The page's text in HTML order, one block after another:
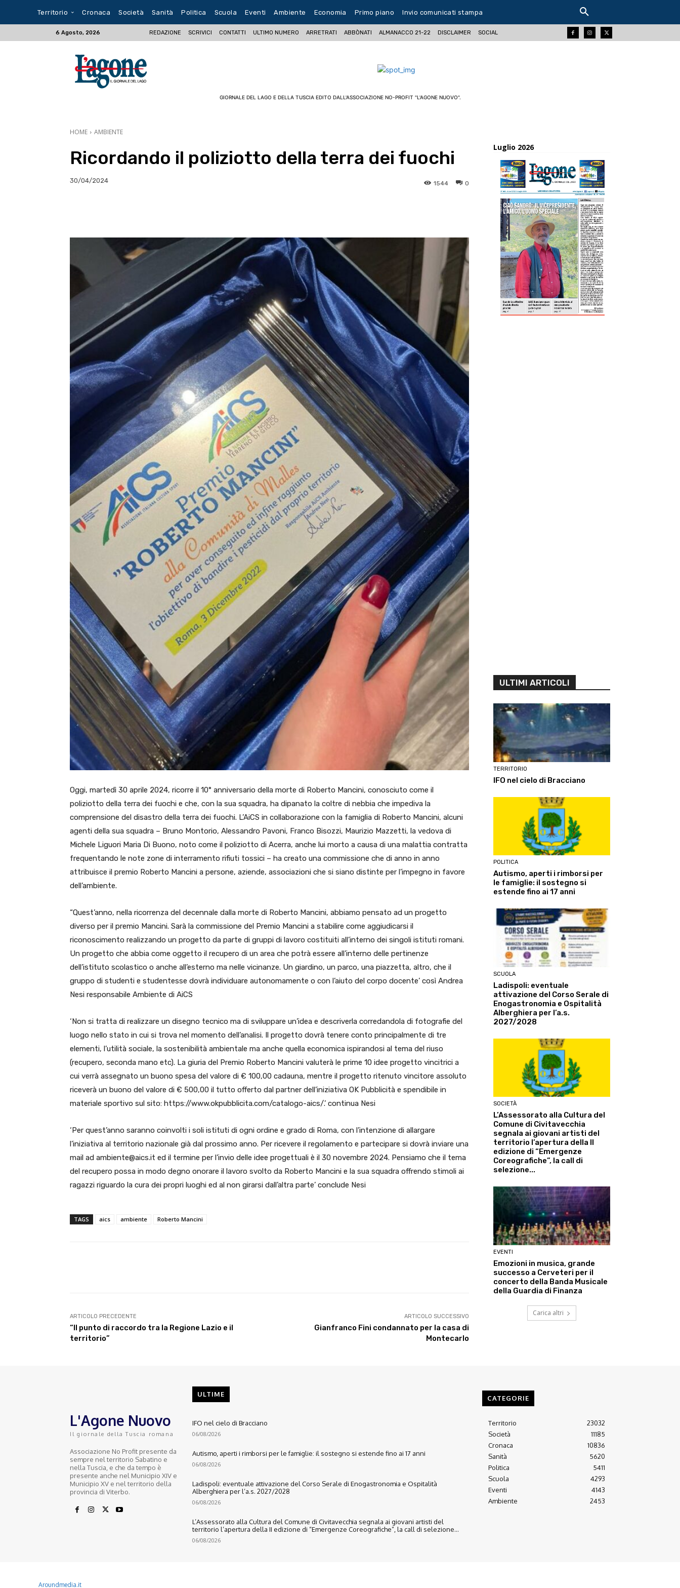
Territorio Cronaca Società Sanità Politica Scuola Eventi Ambiente Economia Primo piano Invio comunicati stampa
6 Agosto, 2026 REDAZIONE SCRIVICI CONTATTI ULTIMO NUMERO ARRETRATI ABBÒNATI ALMANACCO 21-22 DISCLAIMER SOCIAL
GIORNALE DEL LAGO E DELLA TUSCIA EDITO DALL'ASSOCIAZIONE NO-PROFIT "L'AGONE NUOVO".
HOME AMBIENTE
Ricordando il poliziotto della terra dei fuochi
30/04/2024 0
1544
Tumblr Telegram
Oggi, martedì 30 aprile 2024, ricorre il 10° anniversario della morte di Roberto Mancini, conosciuto come il
poliziotto della terra dei fuochi e che, con la sua squadra, ha dipanato la coltre di nebbia che impediva la
comprensione del disastro della terra dei fuochi. L’AiCS in collaborazione con la famiglia di Roberto Mancini, alcuni
agenti della sua squadra – Bruno Montorio, Alessandro Pavoni, Franco Bisozzi, Maurizio Mazzetti, la vedova di
Michele Liguori Maria Di Buono, noto come il poliziotto di Acerra, anche lui morto a causa di una malattia contratta
frequentando le note zone di interramento rifiuti tossici – ha creato una commissione che di anno in anno
attribuisce il premio Roberto Mancini a persone, aziende, associazioni che si siano distinte per l’impegno in favore
dell’ambiente.
“Quest’anno, nella ricorrenza del decennale dalla morte di Roberto Mancini, abbiamo pensato ad un progetto
diverso per il premio Mancini. Sarà la commissione del Premio Mancini a stabilire come aggiudicarsi il
riconoscimento realizzando un progetto da parte di gruppi di lavoro costituiti all’interno dei singoli istituti romani.
Un progetto che abbia come oggetto il recupero di un area che potrà essere all’interno delle pertinenze
dell’istituto scolastico o anche all’esterno ma nelle vicinanze. Un giardino, un parco, una piazzetta, altro, che il
gruppo di studenti e studentesse dovrà individuare autonomamente o con l’aiuto del corpo docente’ così Andrea
Nesi responsabile Ambiente di AiCS
‘Non si tratta di realizzare un disegno tecnico ma di sviluppare un’idea e descriverla corredandola di fotografie del
luogo nello stato in cui si trova nel momento dell’analisi. Il progetto dovrà tenere conto principalmente di tre
elementi, l’utilità sociale, la sostenibilità ambientale ma anche quella economica ispirandosi al tema del riuso
(recupero, seconda mano etc). La giuria del Premio Roberto Mancini valuterà le prime 10 idee progetto vincitrici a
cui verrà assegnato un buono spesa del valore di € 100,00 cadauna, mentre il progetto ritenuto vincitore assoluto
riceverà un buono del valore di € 500,00 il tutto offerto dal partner dell’iniziativa OK Pubblicità e spendibile in
materiale sportivo sul sito: https://www.okpubblicita.com/catalogo-aics/.’ continua Nesi
‘Per quest’anno saranno coinvolti i soli istituti di ogni ordine e grado di Roma, con l’intenzione di allargare
l’iniziativa al territorio nazionale già dal prossimo anno. Per ricevere il regolamento e partecipare si dovrà inviare una
mail ad ambiente@aics.it ed il termine per l’invio delle idee progettuali è il 30 novembre 2024. Pensiamo che il tema
del recupero possa in modo degno onorare il lavoro svolto da Roberto Mancini e la sua squadra offrendo stimoli ai
ragazzi riguardo la cura dei propri luoghi ed al non girarsi dall’altra parte’ conclude Nesi
TAGS aics ambiente Roberto Mancini
Linkedin ReddIt
ARTICOLO PRECEDENTE
“Il punto di raccordo tra la Regione Lazio e il
territorio”
ARTICOLO SUCCESSIVO
Gianfranco Fini condannato per la casa di
Montecarlo
Luglio 2026
ULTIMI ARTICOLI
TERRITORIO
IFO nel cielo di Bracciano
POLITICA
Autismo, aperti i rimborsi per
le famiglie: il sostegno si
estende fino ai 17 anni
SCUOLA
Ladispoli: eventuale
attivazione del Corso Serale di
Enogastronomia e Ospitalità
Alberghiera per l’a.s.
2027/2028
SOCIETÀ
L’Assessorato alla Cultura del
Comune di Civitavecchia
segnala ai giovani artisti del
territorio l’apertura della II
edizione di “Emergenze
Coreografiche”, la call di
selezione...
EVENTI
Emozioni in musica, grande
successo a Cerveteri per il
concerto della Banda Musicale
della Guardia di Finanza
Carica altri
L'Agone Nuovo
Il giornale della Tuscia romana
Associazione No Profit presente da
sempre nel territorio Sabatino e
nella Tuscia, e che da tempo è
presente anche nel Municipio XIV e
Municipio XV e nel territorio della
provincia di Viterbo.
ULTIME
IFO nel cielo di Bracciano
06/08/2026
Autismo, aperti i rimborsi per le famiglie: il sostegno si estende fino ai 17 anni
06/08/2026
Ladispoli: eventuale attivazione del Corso Serale di Enogastronomia e Ospitalità
Alberghiera per l’a.s. 2027/2028
06/08/2026
L’Assessorato alla Cultura del Comune di Civitavecchia segnala ai giovani artisti del
territorio l’apertura della II edizione di “Emergenze Coreografiche”, la call di selezione...
06/08/2026
CATEGORIE
Territorio
23032
Società
11185
Cronaca
10836
Sanità
5620
Politica
5411
Scuola
4293
Eventi
4143
Ambiente
2453
Aroundmedia.it